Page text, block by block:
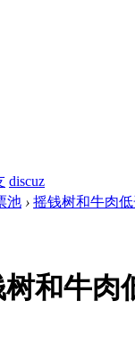
discuz
池 › 摇钱树和牛肉
和牛肉